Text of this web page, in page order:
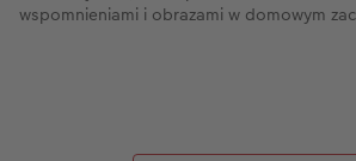
wspomnieniami i obrazami w domowym